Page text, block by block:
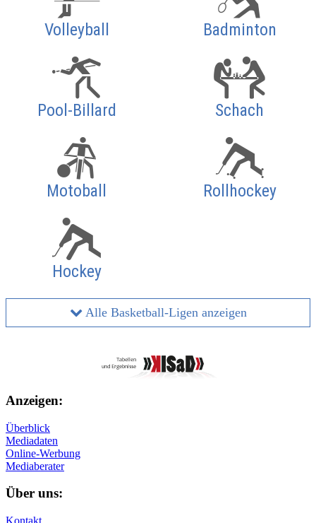
Volleyball Badminton
Pool-Billard Schach
Motoball Rollhockey
Hockey
Alle Basketball-Ligen anzeigen
Anzeigen:
Überblick
Mediadaten
Online-Werbung
Mediaberater
Über uns: